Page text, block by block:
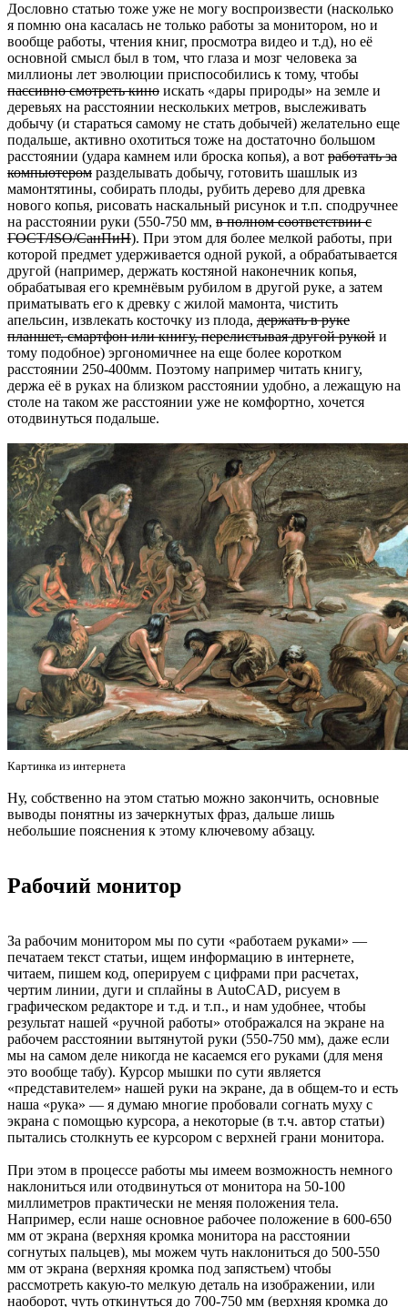
Дословно статью тоже уже не могу воспроизвести (насколько
я помню она касалась не только работы за монитором, но и
вообще работы, чтения книг, просмотра видео и т.д), но её
основной смысл был в том, что глаза и мозг человека за
миллионы лет эволюции приспособились к тому, чтобы
пассивно смотреть кино искать «дары природы» на земле и
деревьях на расстоянии нескольких метров, выслеживать
добычу (и стараться самому не стать добычей) желательно еще
подальше, активно охотиться тоже на достаточно большом
расстоянии (удара камнем или броска копья), а вот работать за
компьютером разделывать добычу, готовить шашлык из
мамонтятины, собирать плоды, рубить дерево для древка
нового копья, рисовать наскальный рисунок и т.п. сподручнее
на расстоянии руки (550-750 мм, в полном соответствии с
ГОСТ/ISO/СанПиН). При этом для более мелкой работы, при
которой предмет удерживается одной рукой, а обрабатывается
другой (например, держать костяной наконечник копья,
обрабатывая его кремнёвым рубилом в другой руке, а затем
приматывать его к древку с жилой мамонта, чистить
апельсин, извлекать косточку из плода, держать в руке
планшет, смартфон или книгу, перелистывая другой рукой и
тому подобное) эргономичнее на еще более коротком
расстоянии 250-400мм. Поэтому например читать книгу,
держа её в руках на близком расстоянии удобно, а лежащую на
столе на таком же расстоянии уже не комфортно, хочется
отодвинуться подальше.
Картинка из интернета
Ну, собственно на этом статью можно закончить, основные
выводы понятны из зачеркнутых фраз, дальше лишь
небольшие пояснения к этому ключевому абзацу.
Рабочий монитор
За рабочим монитором мы по сути «работаем руками» —
печатаем текст статьи, ищем информацию в интернете,
читаем, пишем код, оперируем с цифрами при расчетах,
чертим линии, дуги и сплайны в AutoCAD, рисуем в
графическом редакторе и т.д. и т.п., и нам удобнее, чтобы
результат нашей «ручной работы» отображался на экране на
рабочем расстоянии вытянутой руки (550-750 мм), даже если
мы на самом деле никогда не касаемся его руками (для меня
это вообще табу). Курсор мышки по сути является
«представителем» нашей руки на экране, да в общем-то и есть
наша «рука» — я думаю многие пробовали согнать муху с
экрана с помощью курсора, а некоторые (в т.ч. автор статьи)
пытались столкнуть ее курсором с верхней грани монитора.
При этом в процессе работы мы имеем возможность немного
наклониться или отодвинуться от монитора на 50-100
миллиметров практически не меняя положения тела.
Например, если наше основное рабочее положение в 600-650
мм от экрана (верхняя кромка монитора на расстоянии
согнутых пальцев), мы можем чуть наклониться до 500-550
мм от экрана (верхняя кромка под запястьем) чтобы
рассмотреть какую-то мелкую деталь на изображении, или
наоборот, чуть откинуться до 700-750 мм (верхняя кромка до